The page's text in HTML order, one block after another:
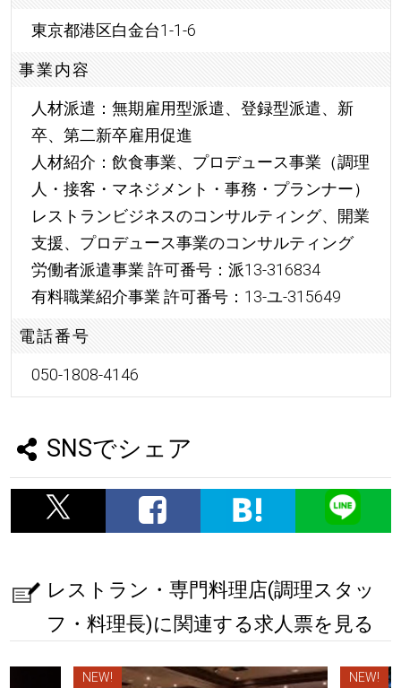
東京都港区白金台1-1-6
事業内容
人材派遣：無期雇用型派遣、登録型派遣、新
卒、第二新卒雇用促進
人材紹介：飲食事業、プロデュース事業（調理
人・接客・マネジメント・事務・プランナー）
レストランビジネスのコンサルティング、開業
支援、プロデュース事業のコンサルティング
労働者派遣事業 許可番号：派13-316834
有料職業紹介事業 許可番号：13-ユ-315649
電話番号
050-1808-4146
SNSでシェア
レストラン・専門料理店(調理スタッ
フ・料理長)に関連する求人票を見る
NEW! NEW!